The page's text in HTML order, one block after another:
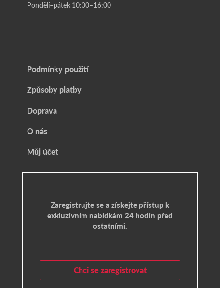
Pondělí–pátek 10:00–16:00
Podmínky použití
Způsoby platby
Doprava
O nás
Můj účet
Zaregistrujte se a získejte přístup k
exkluzivním nabídkám 24 hodin před
ostatními.
Chci se zaregistrovat